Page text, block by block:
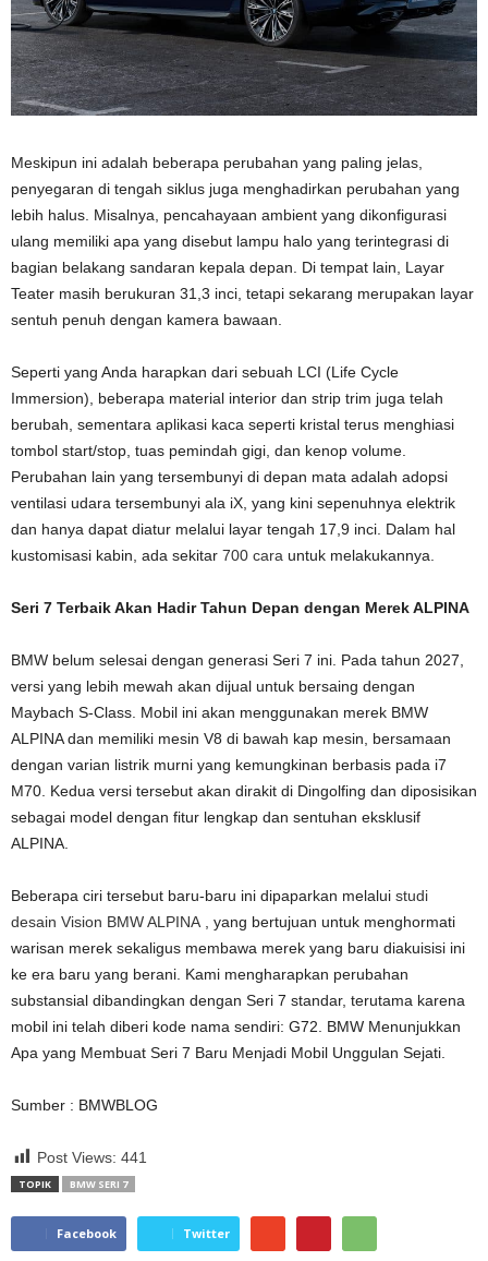
Meskipun ini adalah beberapa perubahan yang paling jelas,
penyegaran di tengah siklus juga menghadirkan perubahan yang
lebih halus. Misalnya, pencahayaan ambient yang dikonfigurasi
ulang memiliki apa yang disebut lampu halo yang terintegrasi di
bagian belakang sandaran kepala depan. Di tempat lain, Layar
Teater masih berukuran 31,3 inci, tetapi sekarang merupakan layar
sentuh penuh dengan kamera bawaan.
Seperti yang Anda harapkan dari sebuah LCI (Life Cycle
Immersion), beberapa material interior dan strip trim juga telah
berubah, sementara aplikasi kaca seperti kristal terus menghiasi
tombol start/stop, tuas pemindah gigi, dan kenop volume.
Perubahan lain yang tersembunyi di depan mata adalah adopsi
ventilasi udara tersembunyi ala iX, yang kini sepenuhnya elektrik
dan hanya dapat diatur melalui layar tengah 17,9 inci. Dalam hal
kustomisasi kabin, ada sekitar 700 cara untuk melakukannya.
Seri 7 Terbaik Akan Hadir Tahun Depan dengan Merek ALPINA
BMW belum selesai dengan generasi Seri 7 ini. Pada tahun 2027,
versi yang lebih mewah akan dijual untuk bersaing dengan
Maybach S-Class. Mobil ini akan menggunakan merek BMW
ALPINA dan memiliki mesin V8 di bawah kap mesin, bersamaan
dengan varian listrik murni yang kemungkinan berbasis pada i7
M70. Kedua versi tersebut akan dirakit di Dingolfing dan diposisikan
sebagai model dengan fitur lengkap dan sentuhan eksklusif
ALPINA.
Beberapa ciri tersebut baru-baru ini dipaparkan melalui studi
desain Vision BMW ALPINA , yang bertujuan untuk menghormati
warisan merek sekaligus membawa merek yang baru diakuisisi ini
ke era baru yang berani. Kami mengharapkan perubahan
substansial dibandingkan dengan Seri 7 standar, terutama karena
mobil ini telah diberi kode nama sendiri: G72. BMW Menunjukkan
Apa yang Membuat Seri 7 Baru Menjadi Mobil Unggulan Sejati.
Sumber : BMWBLOG
Post Views: 441
TOPIK BMW SERI 7
Facebook Twitter